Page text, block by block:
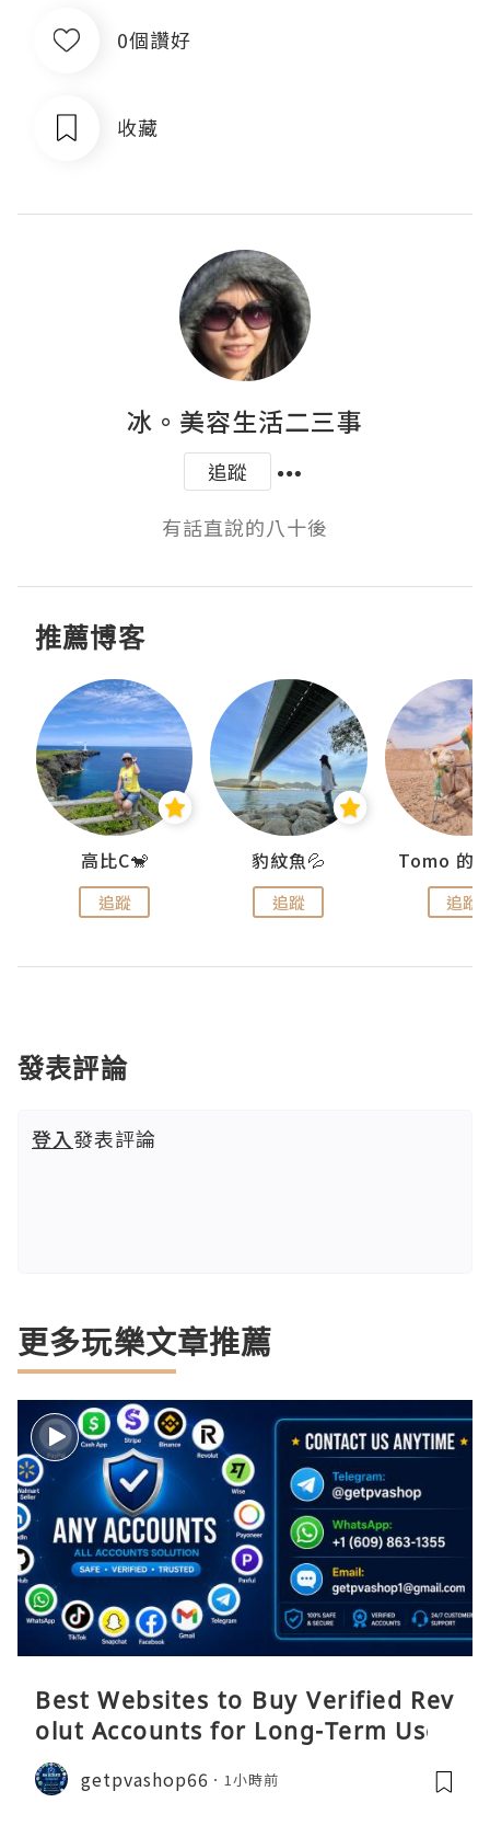
0個讚好
收藏
冰。美容生活二三事
追蹤
有話直說的八十後
推薦博客
高比C🐒
追蹤
豹紋魚💦
追蹤 追蹤
發表評論
登入發表評論
更多玩樂文章推薦
Best Websites to Buy Verified Rev
olut Accounts for Long-Term Use
getpvashop66 1小時前